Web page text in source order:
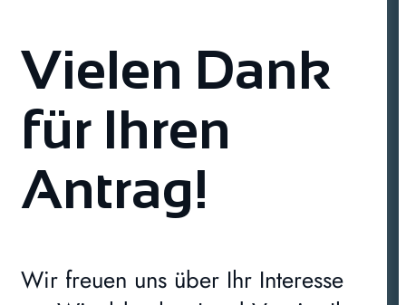
Vielen Dank
für Ihren
Antrag!
Wir freuen uns über Ihr Interesse